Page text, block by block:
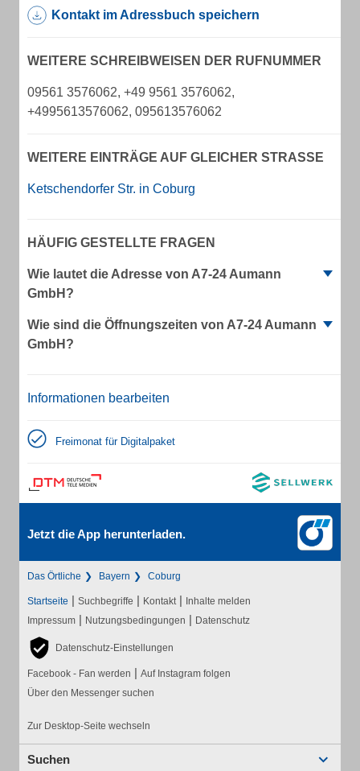
Kontakt im Adressbuch speichern
WEITERE SCHREIBWEISEN DER RUFNUMMER
09561 3576062, +49 9561 3576062,
+4995613576062, 095613576062
WEITERE EINTRÄGE AUF GLEICHER STRASSE
Ketschendorfer Str. in Coburg
HÄUFIG GESTELLTE FRAGEN
Wie lautet die Adresse von A7-24 Aumann
GmbH?
Wie sind die Öffnungszeiten von A7-24 Aumann
GmbH?
Informationen bearbeiten
Freimonat für Digitalpaket
Jetzt die App herunterladen.
Das Örtliche Bayern Coburg
Startseite | Suchbegriffe | Kontakt | Inhalte melden
Impressum | Nutzungsbedingungen | Datenschutz
Datenschutz-Einstellungen
Facebook - Fan werden | Auf Instagram folgen
Über den Messenger suchen
Zur Desktop-Seite wechseln
Suchen